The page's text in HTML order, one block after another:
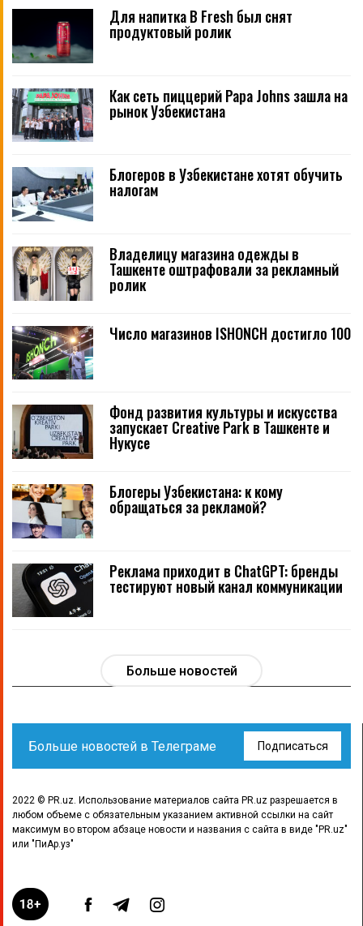
Для напитка B Fresh был снят
продуктовый ролик
Как сеть пиццерий Papa Johns зашла на
рынок Узбекистана
Блогеров в Узбекистане хотят обучить
налогам
Владелицу магазина одежды в
Ташкенте оштрафовали за рекламный
ролик
Число магазинов ISHONCH достигло 100
Фонд развития культуры и искусства
запускает Creative Park в Ташкенте и
Нукусе
Блогеры Узбекистана: к кому
обращаться за рекламой?
Реклама приходит в ChatGPT: бренды
тестируют новый канал коммуникации
Больше новостей
Больше новостей в Телеграме Подписаться
2022 © PR.uz. Использование материалов сайта PR.uz разрешается в
любом объеме с обязательным указанием активной ссылки на сайт
максимум во втором абзаце новости и названия с сайта в виде "PR.uz"
или "ПиАр.уз"